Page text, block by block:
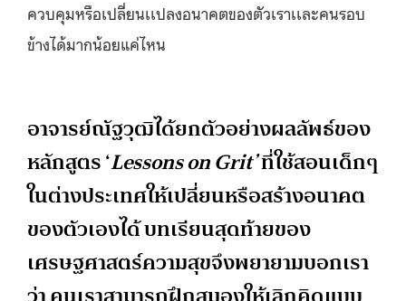
ควบคุมหรือเปลี่ยนเเปลงอนาคตของตัวเราเเละคนรอบ
ข้างได้มากน้อยแค่ไหน
อาจารย์ณัฐวุฒิได้ยกตัวอย่างผลลัพธ์ของ
หลักสูตร ‘Lessons on Grit’ที่ใช้สอนเด็กๆ
ในต่างประเทศให้เปลี่ยนหรือสร้างอนาคต
ของตัวเองได้ บทเรียนสุดท้ายของ
เศรษฐศาสตร์ความสุขจึงพยายามบอกเรา